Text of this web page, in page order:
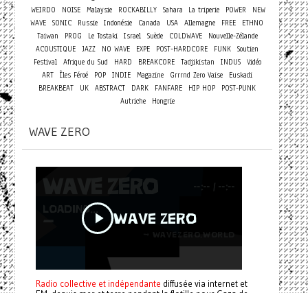
WEIRDO
NOISE Malaysie ROCKABILLY Sahara La triperie POWER
NEW
WAVE
SONIC Russie Indonésie Canada USA Allemagne FREE
ETHNO
Taiwan
PROG Le Tostaki Israel Suède COLDWAVE
Nouvelle-Zélande
ACOUSTIQUE JAZZ NO WAVE EXPE POST-HARDCORE FUNK Soutien
Festival
Afrique du Sud HARD BREAKCORE Tadjikistan INDUS
Vidéo
ART Îles Féroé POP INDIE Magazine Grrrnd Zero Vaise
Euskadi
BREAKBEAT
UK ABSTRACT DARK FANFARE HIP HOP
POST-PUNK
Autriche
Hongrie
WAVE ZERO
Radio collective et indépendante diffusée via internet et